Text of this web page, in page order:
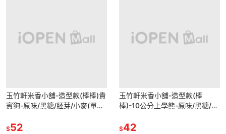
玉竹軒米香小舖-造型款(棒棒)貴
賓狗-原味/黑糖/胚芽/小麥(單種
生款、女生款)
$52
玉竹軒米香小舖-造型款(棒
棒)-10公分上學熊-原味/黑糖/胚
味至少10個
$42